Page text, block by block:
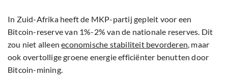
In Zuid-Afrika heeft de MKP-partij gepleit voor een
Bitcoin-reserve van 1%-2% van de nationale reserves. Dit
zou niet alleeneconomische stabiliteit bevorderen, maar
ook overtollige groene energie efficiënter benutten door
Bitcoin-mining.